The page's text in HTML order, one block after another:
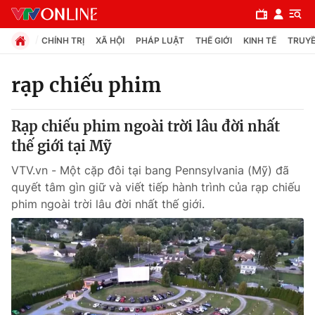
Chuyên mục
Chính trị
Xã hội
Pháp luật
Y tế
Thế giới
CHÍNH TRỊ XÃ HỘI PHÁP LUẬT THẾ GIỚI KINH TẾ
rạp chiếu phim
Rạp chiếu phim ngoài trời lâu đời nhất
thế giới tại Mỹ
VTV.vn - Một cặp đôi tại bang Pennsylvania (Mỹ) đã
quyết tâm gìn giữ và viết tiếp hành trình của rạp chiếu
phim ngoài trời lâu đời nhất thế giới.